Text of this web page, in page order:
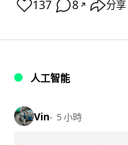
137 8 ↗ 分享
人工智能
Vin 5 小時